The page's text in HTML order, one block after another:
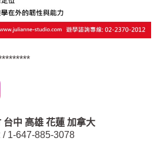
台中 高雄 花蓮 加拿大
1-647-885-3078